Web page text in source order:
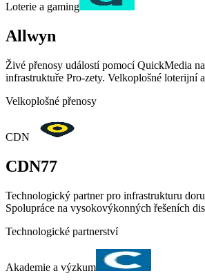
Loterie a gaming
Allwyn
Živé přenosy událostí pomocí QuickMedia
infrastruktuře Pro-zety. Velkoplošné loterijní
Velkoplošné přenosy
CDN
CDN77
Technologický partner pro infrastrukturu
Spolupráce na vysokovýkonných řešeních
Technologické partnerství
Akademie a výzkum